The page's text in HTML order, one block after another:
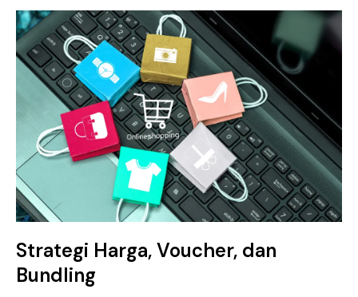
Strategi Harga, Voucher, dan
Bundling